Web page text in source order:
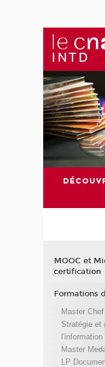
MOOC et
certification
Formations
Master
Stratégie et
l'information
Master
LP